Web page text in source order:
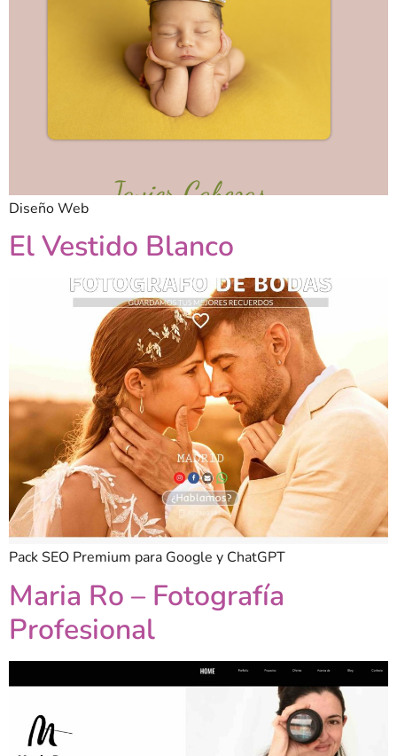
Diseño Web
El Vestido Blanco
Pack SEO Premium para Google y ChatGPT
Maria Ro – Fotografía
Profesional